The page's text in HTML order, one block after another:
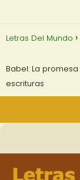
Letras Del Mundo
Babel: La
escrituras